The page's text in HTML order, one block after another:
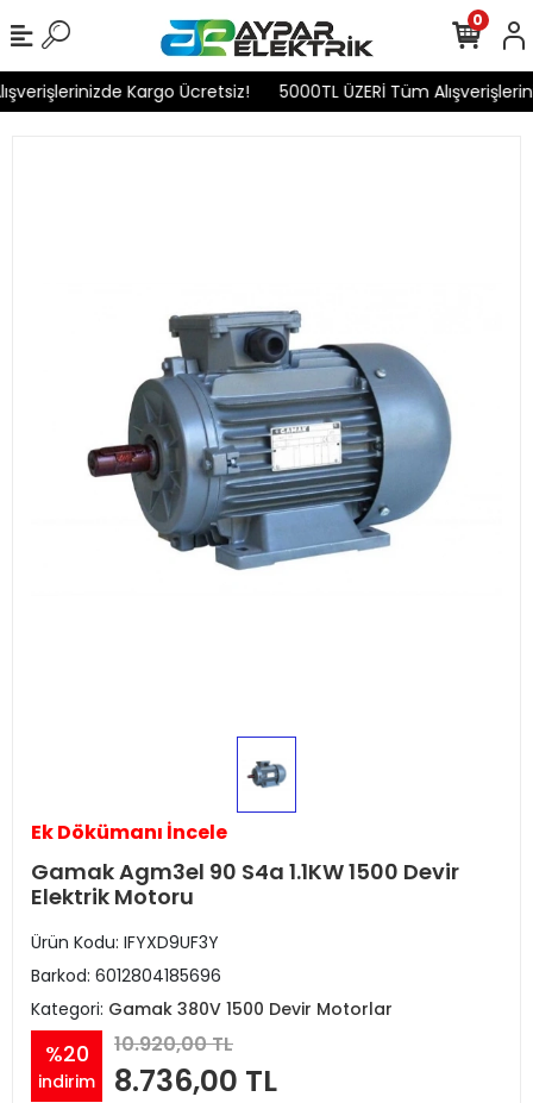
Kargo Ücretsiz! 5000TL ÜZERİ Tüm
0
Ek Dökümanı İncele
Gamak Agm3el 90 S4a 1.1KW 1500 Devir
Elektrik Motoru
Ürün Kodu: IFYXD9UF3Y
Barkod: 6012804185696
Kategori: Gamak 380V 1500 Devir Motorlar
%20
indirim
10.920,00 TL
8.736,00 TL